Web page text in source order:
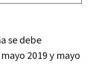
se debe
2019 y mayo